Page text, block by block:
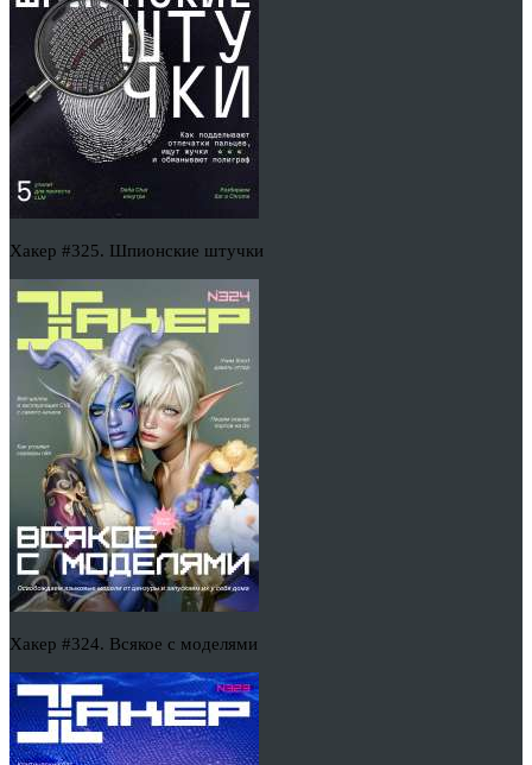
Хакер #325. Шпионские штучки
Хакер #324. Всякое с моделями